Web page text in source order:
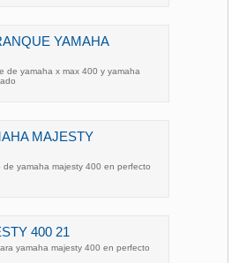
YAMAHA
de yamaha x max 400 y yamaha
MAJESTY
yamaha majesty 400 en perfecto
400 21
yamaha majesty 400 en perfecto